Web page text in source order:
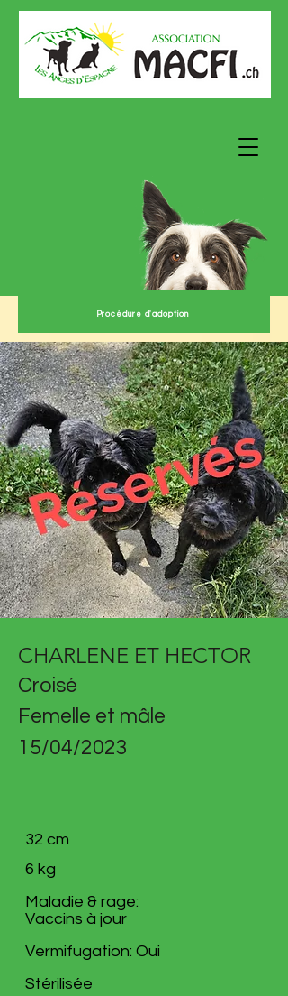
Procédure d'adoption
CHARLENE ET HECTOR
Croisé
Femelle et mâle
15/04/2023
32 cm
6 kg
Maladie & rage:
Vaccins à jour
Vermifugation: Oui
Stérilisée